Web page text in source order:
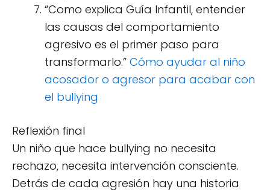
“Como explica Guía Infantil, entender
las causas del comportamiento
agresivo es el primer paso para
transformarlo.” Cómo ayudar al niño
acosador o agresor para acabar con
el bullying
Reflexión final
Un niño que hace bullying no necesita
rechazo, necesita intervención consciente.
Detrás de cada agresión hay una historia